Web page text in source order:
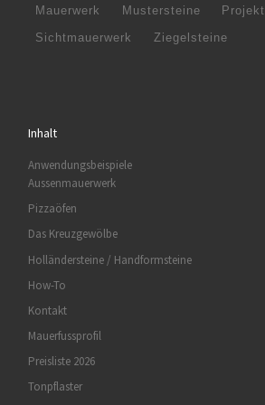
Mauerwerk
Mustersteine
Projekt
Sichtmauerwerk
Ziegelsteine
Inhalt
Anwendungsbeispiele
Aussenmauerwerk
Pizzaöfen
Das Kreuzgewölbe
Holländersteine / Handformsteine
How-To
Kontakt
Mauerfussprofil
Preisliste 2026
Tonpflaster